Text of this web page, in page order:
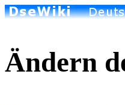
Ändern